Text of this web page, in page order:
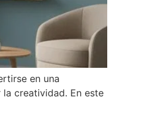
en una
creatividad. En este